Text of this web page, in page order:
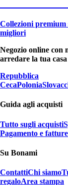
Collezioni premium
migliori
Negozio online
arredare la tua
Repubblica
CecaPolonia
Guida agli acquisti
Tutto sugli acquisti
Pagamento e fatture
Su Bonami
ContattiChi siamo
regaloArea stampa